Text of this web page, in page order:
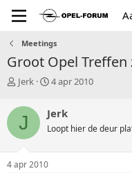
Meetings
Groot Opel Treffen
T
p
c
s
a
Jerk
S
r
t
a
4 apr 2010
J Jerk
Loopt hier de deur
4 apr 2010